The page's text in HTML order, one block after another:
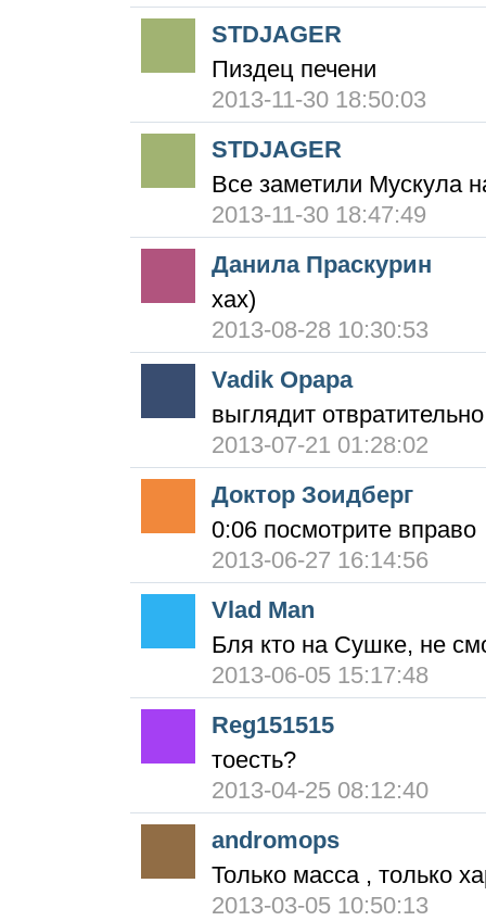
STDJAGER
Пиздец печени
2013-11-30 18:50:03
STDJAGER
Все заметили Мускула
2013-11-30 18:47:49
Данила Праскурин
хах)
2013-08-28 10:30:53
Vadik Opapa
выглядит
2013-07-21 01:28:02
Доктор Зоидберг
0:06 посмотрите вправо
2013-06-27 16:14:56
Vlad Man
Бля кто на Сушке, не
2013-06-05 15:17:48
Reg151515
тоесть?
2013-04-25 08:12:40
andromops
Только масса , только
2013-03-05 10:50:13